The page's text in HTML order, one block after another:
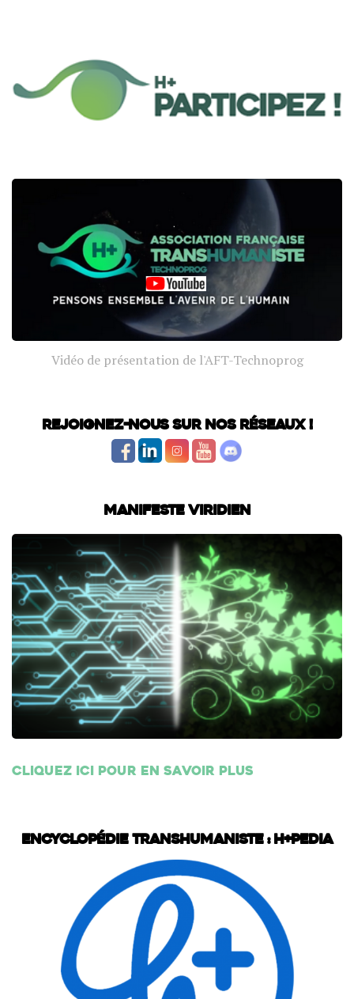
Vidéo de présentation de l'AFT-Technoprog
Rejoignez-nous sur nos réseaux !
Manifeste Viridien
Cliquez ici pour en savoir plus
Encyclopédie transhumaniste : H+Pedia